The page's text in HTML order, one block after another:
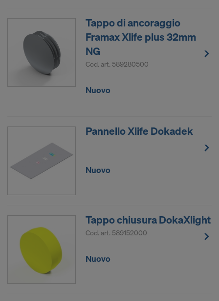
Tappo di ancoraggio
Framax Xlife plus 32mm
NG
Cod. art. 589280500
Nuovo
Pannello Xlife Dokadek
Nuovo
Tappo chiusura DokaXlight
Cod. art. 589152000
Nuovo